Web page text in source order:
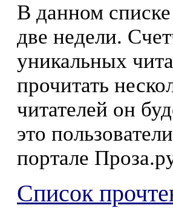
В данном
две недели.
уникальных
прочитать
читателей он
это
портале
Список